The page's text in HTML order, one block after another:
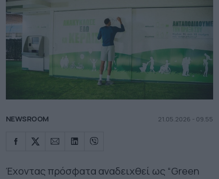
NEWSROOM 21.05.2026 - 09.55
Έχοντας πρόσφατα αναδειχθεί ως “Green